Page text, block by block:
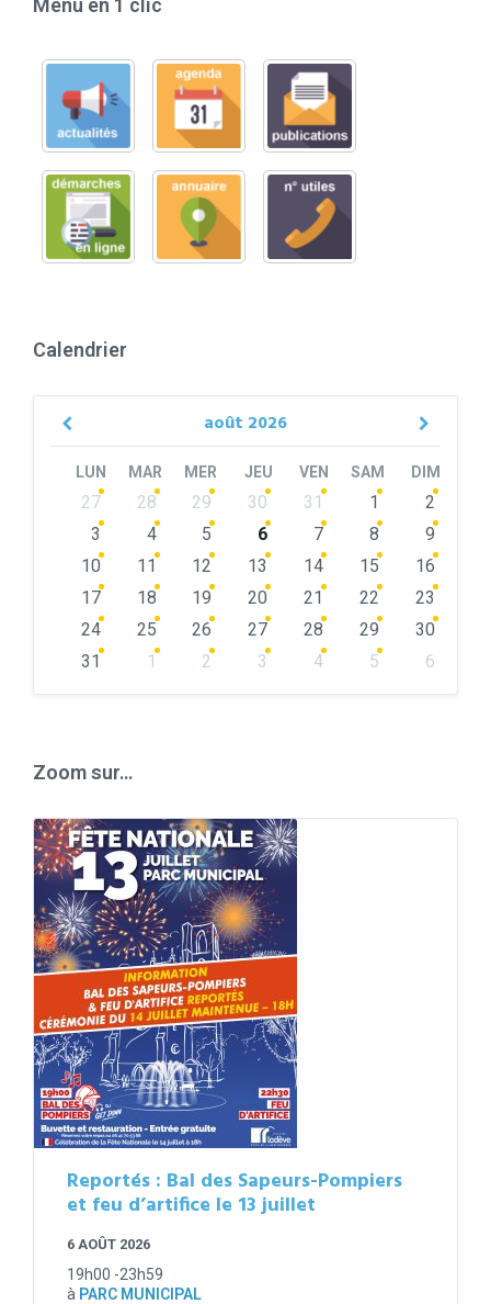
Calendrier
août 2026
Previous
LUN MAR MER JEU VEN SAM DIM
Skip
calendar
27 28 29 30 31 1
2
3
4 5 6 7 8
9
10
11 12 13 14 15
16
17
18 19 20 21 22
23
24
25 26 27 28 29
30
31
1 2 3 4 5
6
Zoom sur…
Reportés : Bal des Sapeurs-Pompiers
et feu d’artifice le 13 juillet
6 AOÛT 2026
19h00 -23h59
à PARC MUNICIPAL